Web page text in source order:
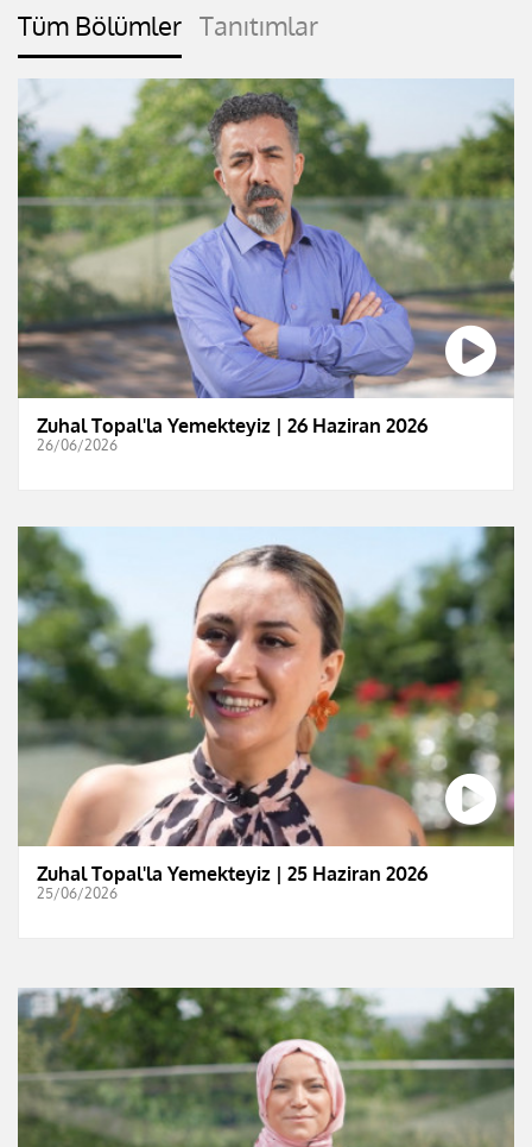
Tüm Bölümler Tanıtımlar
Zuhal Topal'la Yemekteyiz | 26 Haziran 2026
26/06/2026
Zuhal Topal'la Yemekteyiz | 25 Haziran 2026
25/06/2026